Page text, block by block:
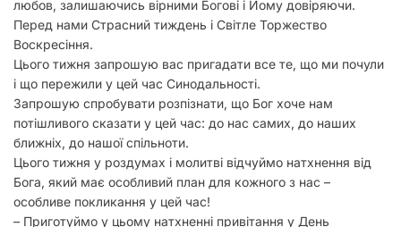
любов, залишаючись вірними Богові і Йому довіряючи.
Перед нами Страсний тиждень і Світле Торжество
Воскресіння.
Цього тижня запрошую вас пригадати все те, що ми почули
і що пережили у цей час Синодальності.
Запрошую спробувати розпізнати, що Бог хоче нам
потішливого сказати у цей час: до нас самих, до наших
ближніх, до нашої спільноти.
Цього тижня у роздумах і молитві відчуймо натхнення від
Бога, який має особливий план для кожного з нас –
особливе покликання у цей час!
– Приготуймо у цьому натхненні привітання у День